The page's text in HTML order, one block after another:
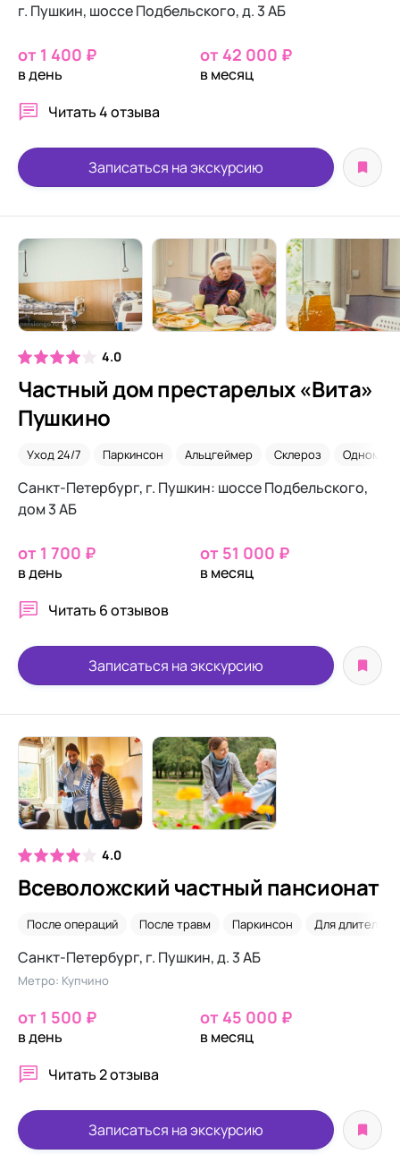
г. Пушкин, шоссе Подбельского, д. 3 АБ
от 1 400 ₽
в день
от 42 000 ₽
в месяц
Читать4 отзыва
Записаться на экскурсию
4.0
Частный дом престарелых «Вита»
Пушкино
Уход 24/7 Паркинсон Альцгеймер Склероз
Санкт-Петербург, г. Пушкин: шоссе Подбельского,
дом 3 АБ
от 1 700 ₽
в день
от 51 000 ₽
в месяц
Читать 6 отзывов
Записаться на экскурсию
4.0
Всеволожский частный пансионат
После операций После травм Паркинсон Для
Санкт-Петербург, г. Пушкин, д. 3 АБ
Метро: Купчино
от 1 500 ₽
в день
от 45 000 ₽
в месяц
Читать2 отзыва
Записаться на экскурсию